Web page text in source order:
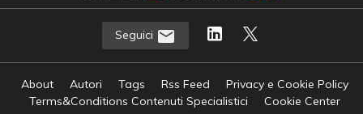
Seguici
About Autori Tags Rss Feed
Privacy e Cookie Policy
Terms&Conditions Contenuti Specialistici
Cookie Center